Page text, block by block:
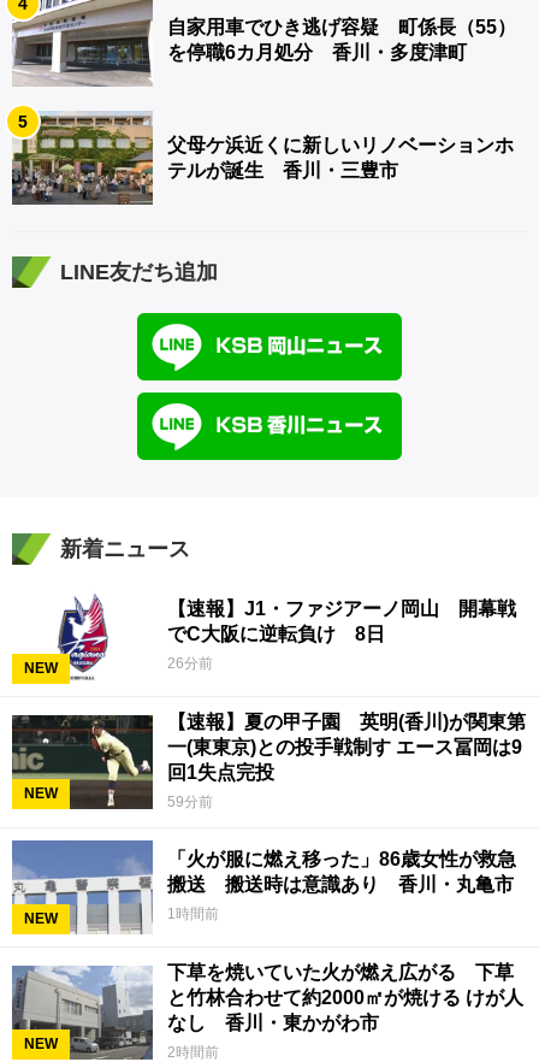
自家用車でひき逃げ容疑 町係長（55）
を停職6カ月処分 香川・多度津町
5
父母ケ浜近くに新しいリノベーションホ
テルが誕生 香川・三豊市
LINE友だち追加
新着ニュース
NEW
【速報】J1・ファジアーノ岡山 開幕戦
でC大阪に逆転負け 8日
26分前
NEW
【速報】夏の甲子園 英明(香川)が関東第
一(東東京)との投手戦制す エース冨岡は9
回1失点完投
59分前
NEW
「火が服に燃え移った」86歳女性が救急
搬送 搬送時は意識あり 香川・丸亀市
1時間前
NEW
下草を焼いていた火が燃え広がる 下草
と竹林合わせて約2000㎡が焼ける けが人
なし 香川・東かがわ市
2時間前